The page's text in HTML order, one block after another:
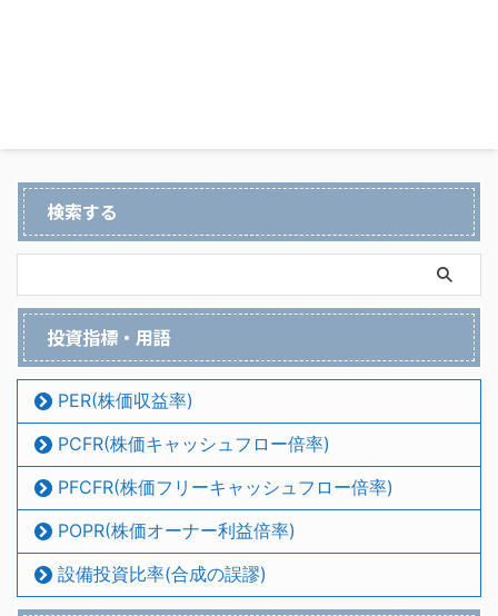
検索する
投資指標・用語
PER(株価収益率)
PCFR(株価キャッシュフロー倍率)
PFCFR(株価フリーキャッシュフロー倍率)
POPR(株価オーナー利益倍率)
設備投資比率(合成の誤謬)